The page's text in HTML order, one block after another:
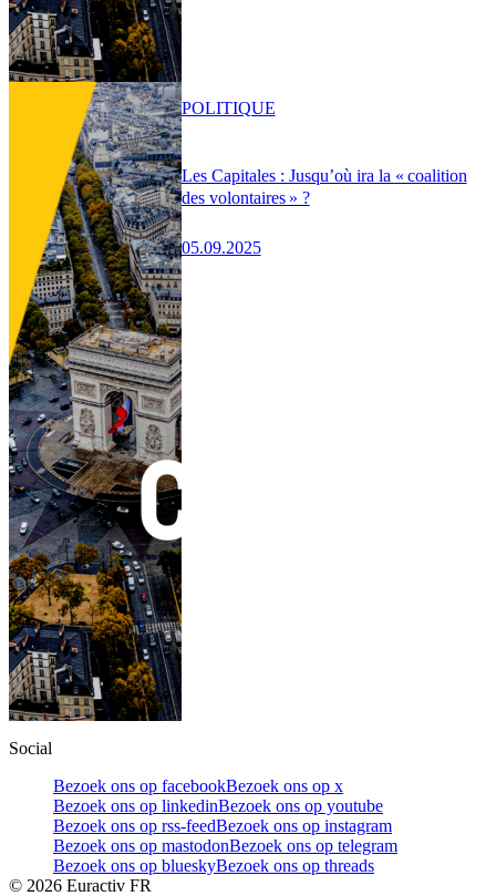
Les Capitales : Jusqu’où ira la « coalition
des volontaires » ?
05.09.2025
POLITIQUE
Social
Bezoek ons op facebookBezoek ons op x
Bezoek ons op linkedinBezoek ons op youtube
Bezoek ons op rss-feedBezoek ons op instagram
Bezoek ons op mastodonBezoek ons op telegram
Bezoek ons op blueskyBezoek ons op threads
© 2026 Euractiv FR